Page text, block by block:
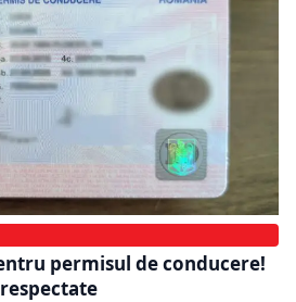
permisul de conducere!